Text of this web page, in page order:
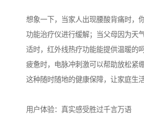
想象一下，当家人出现腰酸背痛时，
功能治疗仪进行缓解；当父母因为天
适时，红外线热疗功能能提供温暖的
疲惫时，电脉冲刺激可以帮助放松紧
这种随时随地的健康保障，让家庭生
用户体验：真实感受胜过千言万语